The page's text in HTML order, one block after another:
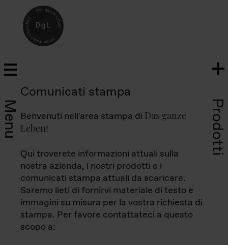
Menu Prodotti
Comunicati stampa
Benvenuti nell'area stampa di Das ganze
Leben!
Qui troverete informazioni attuali sulla
nostra azienda, i nostri prodotti e i
comunicati stampa attuali da scaricare.
Saremo lieti di fornirvi materiale di testo e
immagini su misura per la vostra richiesta di
stampa. Per favore contattateci a questo
scopo a: